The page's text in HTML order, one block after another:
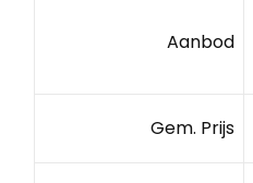
Aanbod
Gem. Prijs